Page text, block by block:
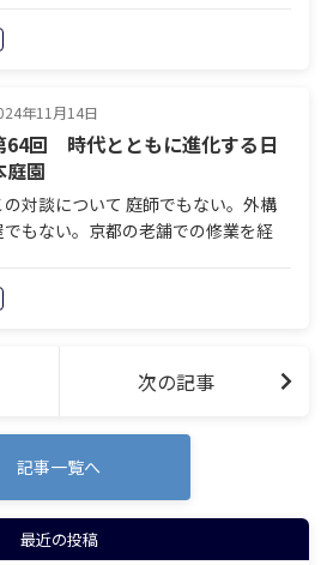
事業『農家さんの味方』、オークショ
事業『杜の都オークション』など、
の…年11月14日
64回 時代とともに進化する日
庭園
の対談について 庭師でもない。外構
でもない。京都の老舗での修業を経
（ガーメントデザイナー）」として活
する中島さん。そんな中島さんに「造
次の記事
記事一覧へ
最近の投稿